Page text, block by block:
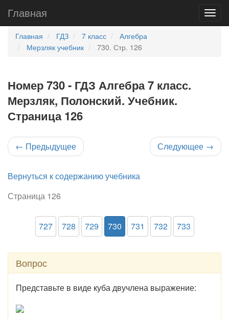
Главная
Главная ГДЗ 7 класс
Алгебра
Мерзляк учебник
730. Стр. 126
Номер 730 - ГДЗ Алгебра 7 класс.
Мерзляк, Полонский. Учебник.
Страница 126
← Предыдущее Следующее →
Вернуться к содержанию учебника
Страница 126
727 728 729 730 731 732 733
Вопрос
Представьте в виде куба двучлена выражение: